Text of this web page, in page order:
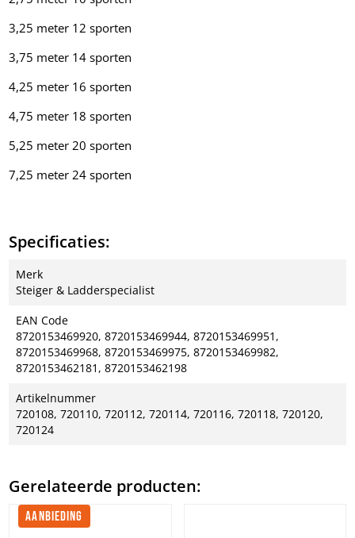
3,25 meter 12 sporten
3,75 meter 14 sporten
4,25 meter 16 sporten
4,75 meter 18 sporten
5,25 meter 20 sporten
7,25 meter 24 sporten
Specificaties:
Merk
Steiger & Ladderspecialist
EAN Code
8720153469920, 8720153469944, 8720153469951,
8720153469968, 8720153469975, 8720153469982,
8720153462181, 8720153462198
Artikelnummer
720108, 720110, 720112, 720114, 720116, 720118, 720120,
720124
Gerelateerde producten:
AANBIEDING